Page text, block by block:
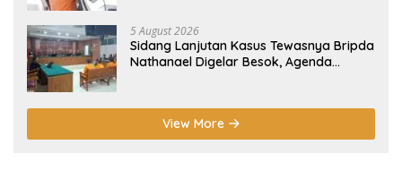
5 August 2026
Sidang Lanjutan Kasus Tewasnya Bripda
Nathanael Digelar Besok, Agenda
View More